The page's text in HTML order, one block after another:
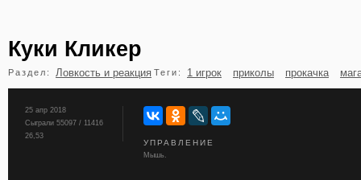
бильярд карты
Куки Кликер
Раздел: Ловкость и реакция Теги: 1 игрок приколы прокачка
25 апр 2018
Сыграли 55097 / 11416
26,53
УПРАВЛЕНИЕ
Мышь.